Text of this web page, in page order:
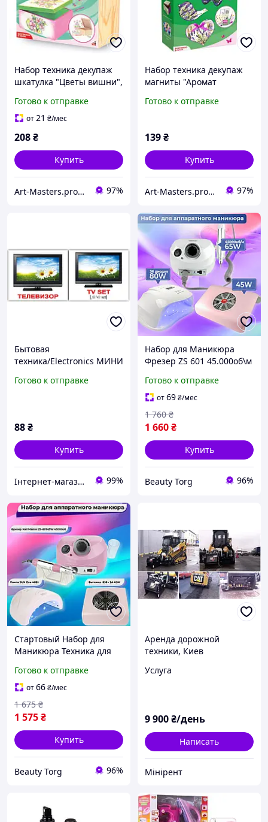
Набор техника декупаж
шкатулка "Цветы вишни",
Готово к отправке
от21 ₴/мес
208₴
Купить
Art-Masters.prom.ua 97%
Набор техника декупаж
магниты "Аромат
Готово к отправке
139₴
Купить
Art-Masters.prom.ua 97%
Бытовая
техника/Electronics МИНИ
Готово к отправке
88₴
Купить
Інтернет-магазин "Книгар" 99%
Набор для Маникюра
Фрезер ZS 601 45.000об\м
Вт, Лампа для сушки геля
лака SUN X 80 Вт
Готово к отправке
от69₴/мес
1 660₴
1 760 ₴
Купить
Beauty Torg 96%
Стартовый Набор для
Маникюра Техника для
Фрезер 601 45.000
Вытяжка 45 Вт и Лампа
48 Вт
Готово к отправке
от66₴/мес
1 575₴
1 675 ₴
Купить
Beauty Torg 96%
Аренда дорожной
техники, Киев
Услуга
9 900₴/день
Написать
Мінірент